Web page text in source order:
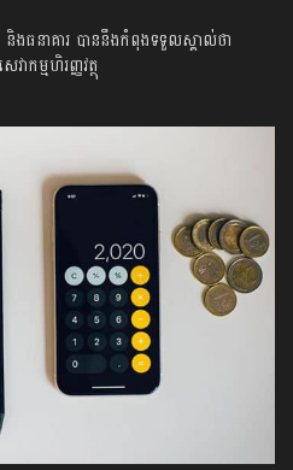
និងធនាគារ បាននឹងកំពុងទទួលស្គាល់ថា
ាកម្មហិរញ្ញវត្ថុ